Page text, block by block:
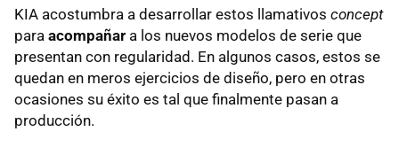
KIA acostumbra a desarrollar estos llamativos concept
para acompañar a los nuevos modelos de serie que
presentan con regularidad. En algunos casos, estos se
quedan en meros ejercicios de diseño, pero en otras
ocasiones su éxito es tal que finalmente pasan a
producción.